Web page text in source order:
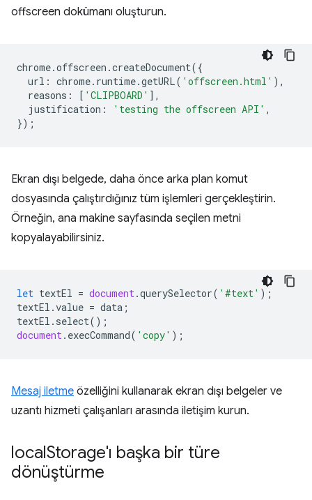
offscreen dokümanı oluşturun.
chrome.offscreen .createDocument({
url : chrome. runtime.getURL( 'offscreen.html' ),
reasons : [ 'CLIPBOARD' ],
justification : 'testing the offscreen API' ,
});
Ekran dışı belgede, daha önce arka plan komut
dosyasında çalıştırdığınız tüm işlemleri gerçekleştirin.
Örneğin, ana makine sayfasında seçilen metni
kopyalayabilirsiniz.
let textEl = document.querySelector( '#text' );
textEl .value = data ;
textEl . select();
document. execCommand( 'copy' );
Mesaj iletme özelliğini kullanarak ekran dışı belgeler ve
uzantı hizmeti çalışanları arasında iletişim kurun.
localStorage'ı başka bir türe
dönüştürme